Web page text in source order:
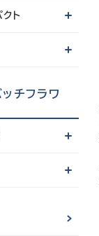
ト
チフラワ